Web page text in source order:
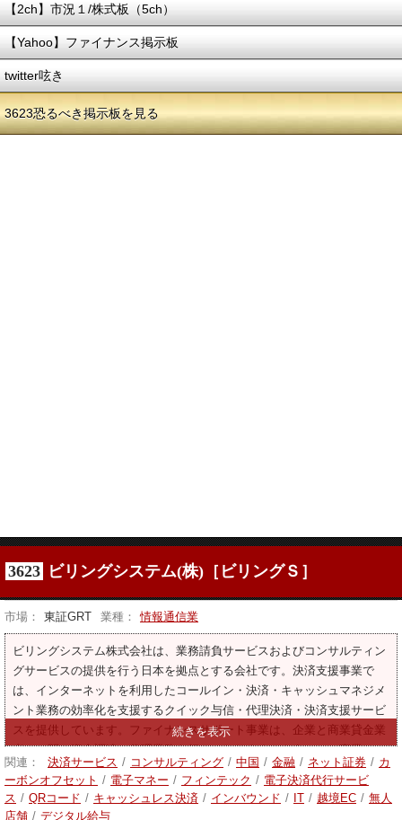
【2ch】市況１/株式板（5ch）
【Yahoo】ファイナンス掲示板
twitter呟き
3623恐るべき掲示板を見る
3623 ビリングシステム(株)［ビリングＳ］
市場： 東証GRT 業種： 情報通信業
ビリングシステム株式会社は、業務請負サービスおよびコンサルティン
グサービスの提供を行う日本を拠点とする会社です。決済支援事業で
は、インターネットを利用したコールイン・決済・キャッシュマネジメ
ント業務の効率化を支援するクイック与信・代理決済・決済支援サービ
スを提供しています。ファイナンスサポート事業は、企業と商業貸金業
者との間の資金調達の代理業務を行っております。もう一つの事業は、
決済支援事業及び資金調達支援事業に関するコンサルティングサービス
の提供を行っております。
関連： 決済サービス / コンサルティング / 中国 / 金融 / ネット証券 / カ
ーボンオフセット / 電子マネー / フィンテック / 電子決済代行サービ
ス / QRコード / キャッシュレス決済 / インバウンド / IT / 越境EC / 無人
店舗 / デジタル給与